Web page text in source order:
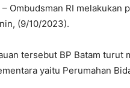
– Ombudsman RI melakukan
(9/10/2023).
tersebut BP Batam turut
yaitu Perumahan